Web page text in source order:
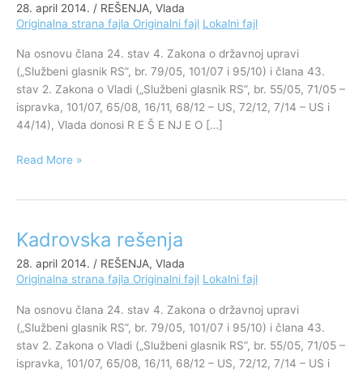
28. april 2014. / REŠENJA, Vlada
Originalna strana fajla Originalni fajl Lokalni fajl
Na osnovu člana 24. stav 4. Zakona o državnoj upravi
(„Službeni glasnik RS”, br. 79/05, 101/07 i 95/10) i člana 43.
stav 2. Zakona o Vladi („Službeni glasnik RS”, br. 55/05, 71/05 –
ispravka, 101/07, 65/08, 16/11, 68/12 – US, 72/12, 7/14 – US i
44/14), Vlada donosi R E Š E NJ E O […]
Republike
Srbije,
april
2014.
Read More »
Kadrovska rešenja
28. april 2014. / REŠENJA, Vlada
Originalna strana fajla Originalni fajl Lokalni fajl
Na osnovu člana 24. stav 4. Zakona o državnoj upravi
(„Službeni glasnik RS”, br. 79/05, 101/07 i 95/10) i člana 43.
stav 2. Zakona o Vladi („Službeni glasnik RS”, br. 55/05, 71/05 –
ispravka, 101/07, 65/08, 16/11, 68/12 – US, 72/12, 7/14 – US i
Kadrovska